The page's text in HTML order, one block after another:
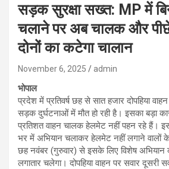
सड़क सुरक्षा सख्त: MP में
चलाने पर अब चालक और
दोनों का कटेगा चालान
November 6, 2025 admin
भोपाल
प्रदेश में प्रतिवर्ष छह से सात हजार दोपहिया
सड़क दुर्घटनाओं में मौत हो रही है। इसका बड़ा
प्रतिशत वाहन चालक हेलमेट नहीं पहन रहे हैं।
भर में अभियान चलाकर हेलमेट नहीं लगाने वालों के
छह नवंबर (गुरुवार) से इसके लिए विशेष अभियान
लगातार चलेगा। दोपहिया वाहन पर सवार दूसरी